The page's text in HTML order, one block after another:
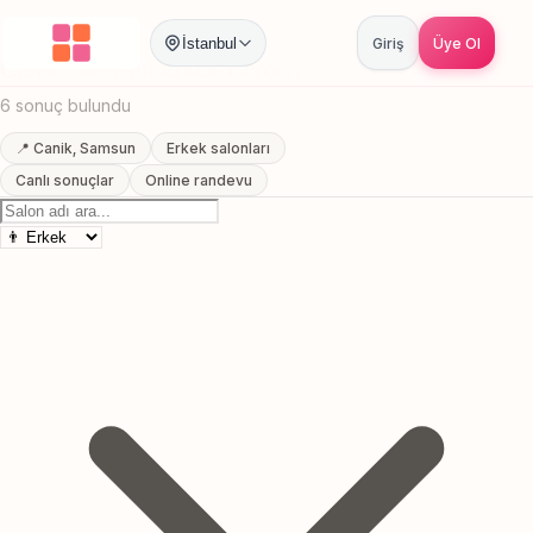
İstanbul Giriş Üye Ol
Anasayfa / Samsun Canik Erkek Berberi
Canik, Samsun Erkek Berberi
6 sonuç bulundu
📍 Canik, Samsun
Erkek salonları
Canlı sonuçlar
Online randevu